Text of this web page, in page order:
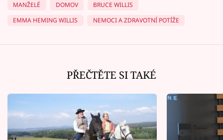
MANŽELÉ DOMOV
BRUCE WILLIS
EMMA HEMING WILLIS
NEMOCI A ZDRAVOTNÍ POTÍŽE
PŘEČTĚTE SI TAKÉ